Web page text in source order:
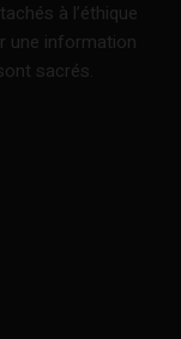
à l’éthique
une information
sacrés.